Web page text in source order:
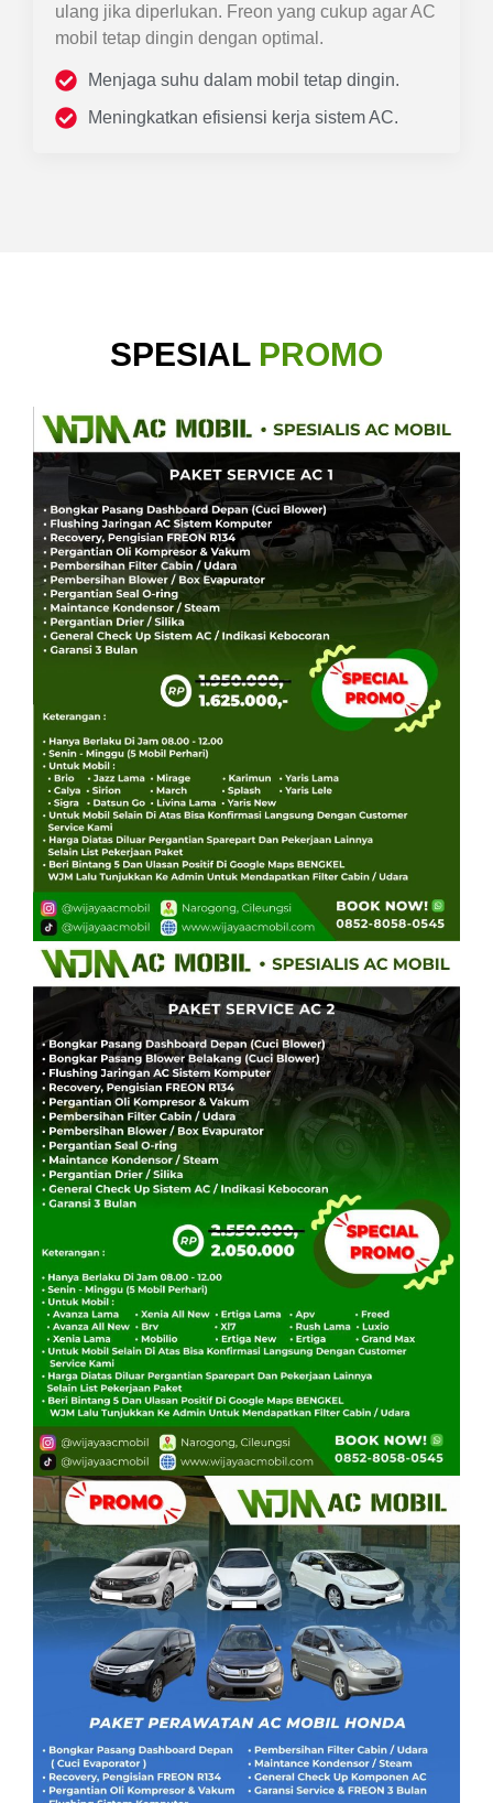
ulang jika diperlukan. Freon yang cukup agar AC
mobil tetap dingin dengan optimal.
Menjaga suhu dalam mobil tetap dingin.
Meningkatkan efisiensi kerja sistem AC.
SPESIAL PROMO